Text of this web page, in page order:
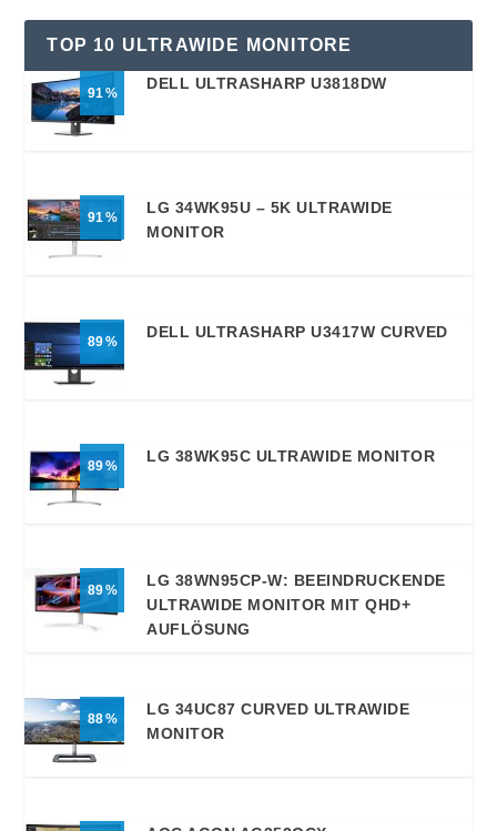
TOP 10 ULTRAWIDE MONITORE
91
DELL ULTRASHARP U3818DW
91
LG 34WK95U – 5K ULTRAWIDE
MONITOR
89
DELL ULTRASHARP U3417W CURVED
89
LG 38WK95C ULTRAWIDE MONITOR
89
LG 38WN95CP-W: BEEINDRUCKENDE
ULTRAWIDE MONITOR MIT QHD+
AUFLÖSUNG
88
LG 34UC87 CURVED ULTRAWIDE
MONITOR